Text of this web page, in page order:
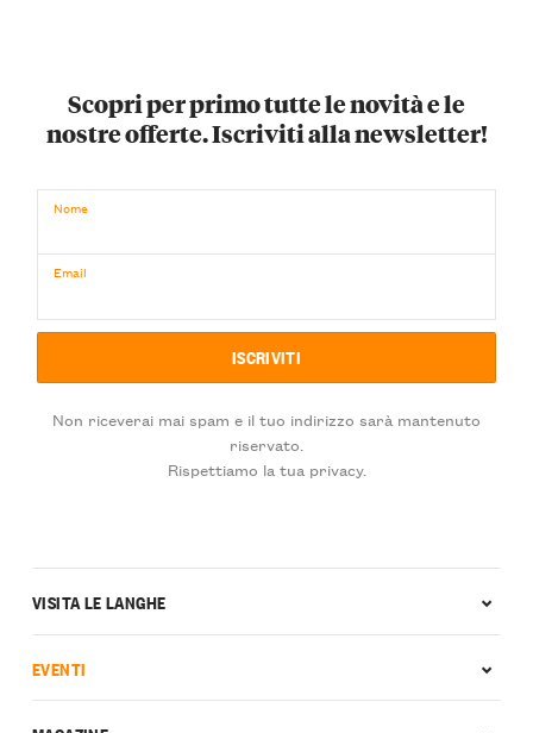
Scopri per primo tutte le novità e le
nostre offerte. Iscriviti alla newsletter!
Nome
Email
Non riceverai mai spam e il tuo indirizzo sarà mantenuto
riservato.
Rispettiamo la tua privacy.
VISITA LE LANGHE
EVENTI